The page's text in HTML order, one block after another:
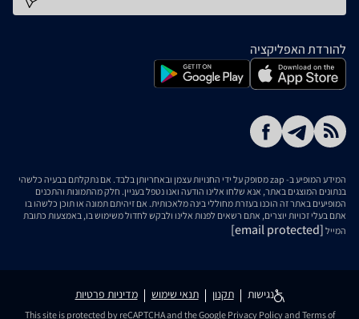
להורדת האפליקציה
המידע המופיע ב- zap מסופק על ידי החנויות עצמן ובאחריותן בלבד. אם נתקלתם בבעיה כלשהי
בנתונים המוצגים באתר, אנא שלחו אלינו הודעה ואנו נטפל בעניין. חלק מהתמונות והתכנים
המופיעים באתר זה הוכנו בעזרת מחוללי בינה מלאכותית. אם זיהיתם תמונה או תוכן כלשהו בו
אתם בעלי זכויות יוצרים, אתם רשאים לפנות אלינו ולבקש לחדול משימוש בו, באמצעות כתובת
המייל [email protected]
נגישות תקנון תנאי שימוש מדיניות פרטיות
This site is protected by reCAPTCHA and the Google Privacy Policyand Terms of